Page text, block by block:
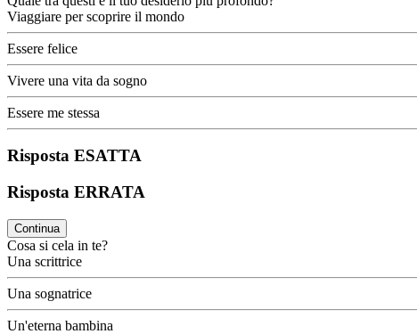
Viaggiare per scoprire il mondo
Essere felice
Vivere una vita da sogno
Essere me stessa
Risposta ESATTA
Risposta ERRATA
Continua
Cosa si cela in te?
Una scrittrice
Una sognatrice
Un'eterna bambina